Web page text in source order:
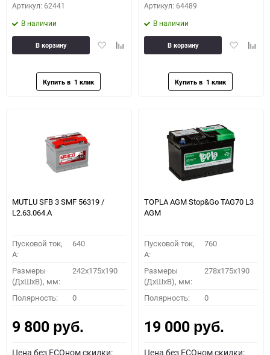
Артикул: 62441
В наличии
ДобавитьДобавить
В корзину
Артикул: 64489
В наличии
Добавить
В корзину
MUTLU SFB 3 SMF 56319 /
L2.63.064.А
Пусковой ток,
A:
640
Размеры
(ДхШхВ), мм:
242x175x190
Полярность: 0
9 800 руб.
Цена без ECOном скидки:
TOPLA AGM Stop&Go TAG70 L3
AGM
Пусковой ток,
A:
760
Размеры
(ДхШхВ), мм:
278x175x190
Полярность: 0
19 000 руб.
Цена без ECOном скидки: